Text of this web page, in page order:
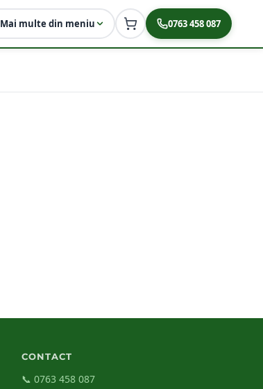
Mai multe din meniu 0763 458 087
CONTACT
📞 0763 458 087